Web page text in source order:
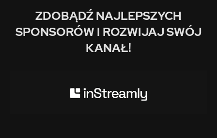
ZDOBĄDŹ NAJLEPSZYCH
SPONSORÓW I ROZWIJAJ SWÓJ
KANAŁ!